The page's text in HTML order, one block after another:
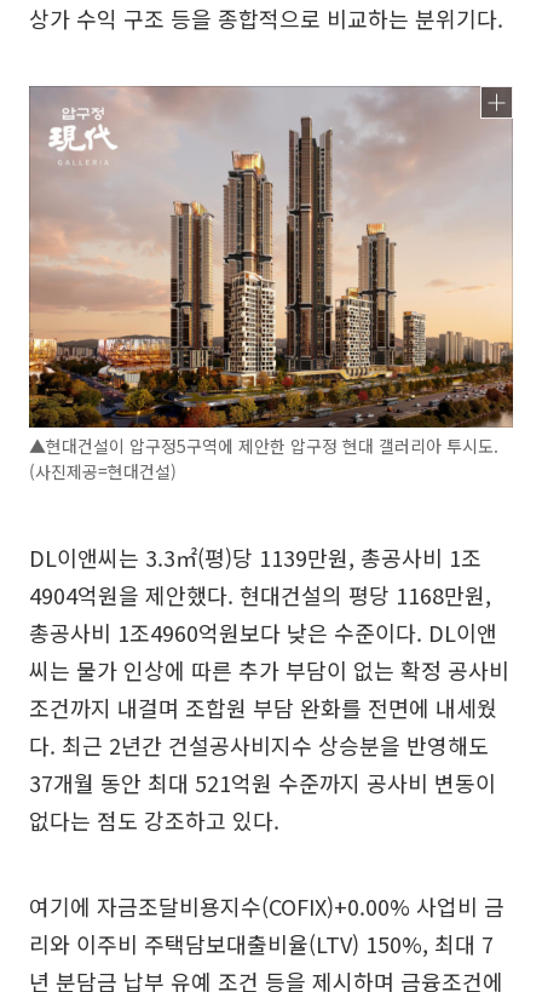
상가 수익 구조 등을 종합적으로 비교하는 분위기다.
▲현대건설이 압구정5구역에 제안한 압구정 현대 갤러리아 투시도.
(사진제공=현대건설)
DL이앤씨는 3.3㎡(평)당 1139만원, 총공사비 1조
4904억원을 제안했다. 현대건설의 평당 1168만원,
총공사비 1조4960억원보다 낮은 수준이다. DL이앤
씨는 물가 인상에 따른 추가 부담이 없는 확정 공사비
조건까지 내걸며 조합원 부담 완화를 전면에 내세웠
다. 최근 2년간 건설공사비지수 상승분을 반영해도
37개월 동안 최대 521억원 수준까지 공사비 변동이
없다는 점도 강조하고 있다.
여기에 자금조달비용지수(COFIX)+0.00% 사업비 금
리와 이주비 주택담보대출비율(LTV) 150%, 최대 7
년 분담금 납부 유예 조건 등을 제시하며 금융조건에